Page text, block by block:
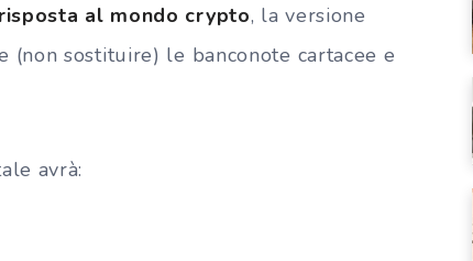
risposta al mondo crypto, la versione
(non sostituire) le banconote cartacee e
avrà: